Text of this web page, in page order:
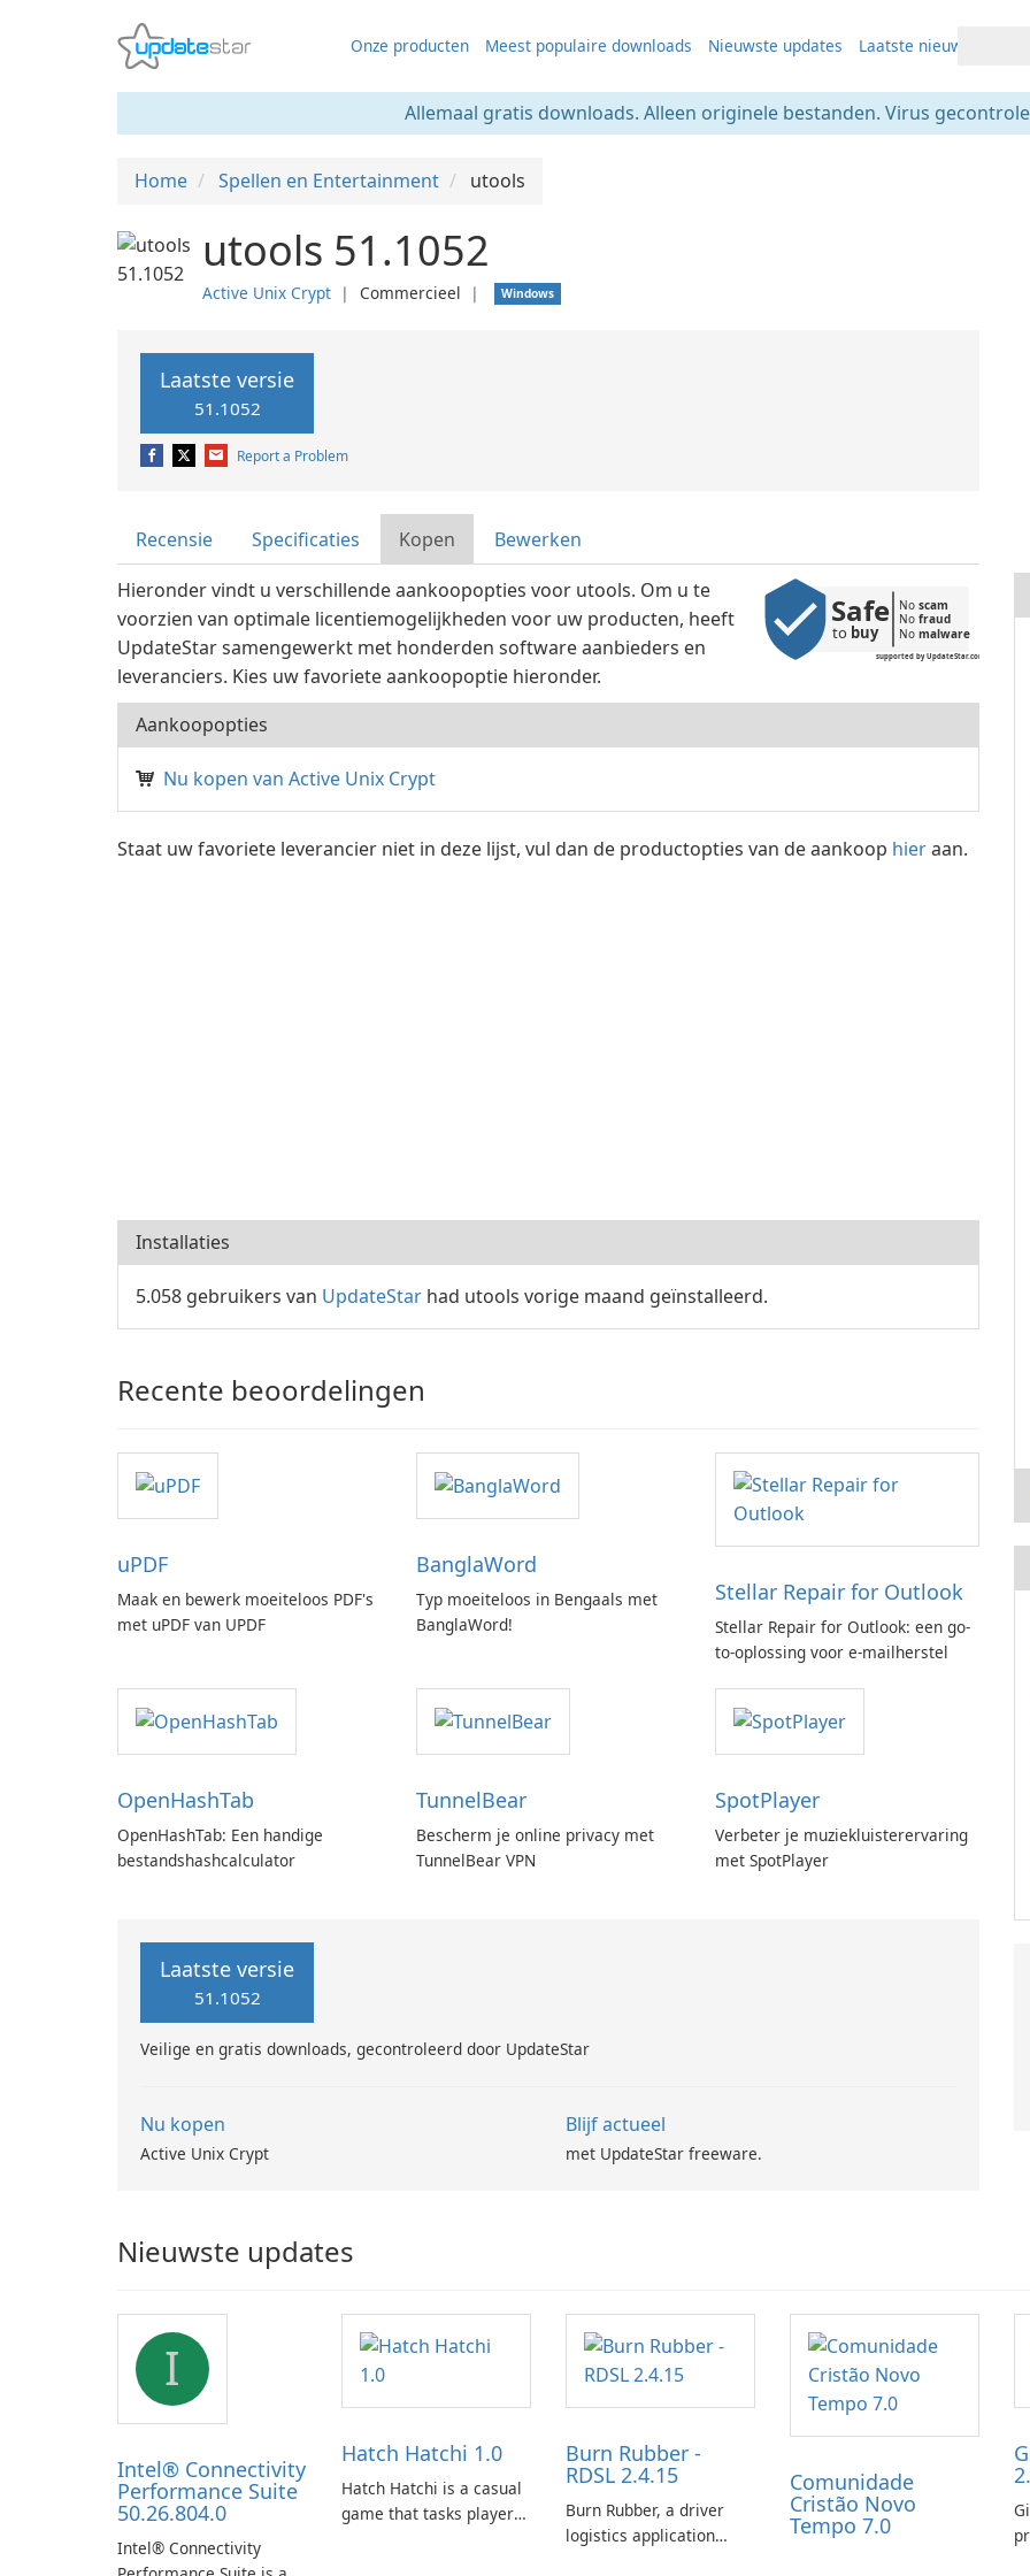
Onze producten Meest populaire downloads Nieuwste updates Laatste nieuws
Allemaal gratis downloads. Alleen originele bestanden. Virus
Home Spellen en Entertainment utools
utools 51.1052
Active Unix Crypt ❘ Commercieel ❘ Windows
Laatste versie
51.1052
Report a Problem
Recensie Specificaties Kopen Bewerken
supported by UpdateStar.com
Safe
to buy
No scam
No fraud
No malware
Hieronder vindt u verschillende aankoopopties voor utools. Om u te
voorzien van optimale licentiemogelijkheden voor uw producten, heeft
UpdateStar samengewerkt met honderden software aanbieders en
leveranciers. Kies uw favoriete aankoopoptie hieronder.
Aankoopopties
Nu kopen van Active Unix Crypt
Staat uw favoriete leverancier niet in deze lijst, vul dan de productopties van de aankoop hieraan.
Installaties
5.058 gebruikers van UpdateStar had utools vorige maand geïnstalleerd.
Recente beoordelingen
uPDF
Maak en bewerk moeiteloos PDF's
met uPDF van UPDF
BanglaWord
Typ moeiteloos in Bengaals met
BanglaWord!
Stellar Repair for Outlook
Stellar Repair for Outlook: een go-
to-oplossing voor e-mailherstel
OpenHashTab
OpenHashTab: Een handige
bestandshashcalculator
TunnelBear
Bescherm je online privacy met
TunnelBear VPN
SpotPlayer
Verbeter je muziekluisterervaring
met SpotPlayer
Laatste versie
51.1052
Veilige en gratis downloads, gecontroleerd door UpdateStar
Nu kopen
Active Unix Crypt
Blijf actueel
met UpdateStar freeware.
Nieuwste updates
I
Intel® Connectivity
Performance Suite
50.26.804.0
Intel® Connectivity
Hatch Hatchi 1.0
Hatch Hatchi is a casual
game that tasks players
Burn Rubber -
RDSL 2.4.15
Burn Rubber, a driver
logistics application
Comunidade
Cristão Novo
Tempo 7.0